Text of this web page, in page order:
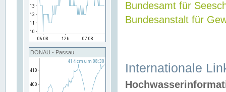
DONAU - Passau
Bundesamt für
Bundesanstalt für
Internationale